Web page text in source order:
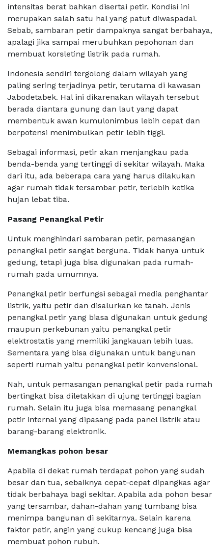
intensitas berat bahkan disertai petir. Kondisi ini
merupakan salah satu hal yang patut diwaspadai.
Sebab, sambaran petir dampaknya sangat berbahaya,
apalagi jika sampai merubuhkan pepohonan dan
membuat korsleting listrik pada rumah.
Indonesia sendiri tergolong dalam wilayah yang
paling sering terjadinya petir, terutama di kawasan
Jabodetabek. Hal ini dikarenakan wilayah tersebut
berada diantara gunung dan laut yang dapat
membentuk awan kumulonimbus lebih cepat dan
berpotensi menimbulkan petir lebih tiggi.
Sebagai informasi, petir akan menjangkau pada
benda-benda yang tertinggi di sekitar wilayah. Maka
dari itu, ada beberapa cara yang harus dilakukan
agar rumah tidak tersambar petir, terlebih ketika
hujan lebat tiba.
Pasang Penangkal Petir
Untuk menghindari sambaran petir, pemasangan
penangkal petir sangat berguna. Tidak hanya untuk
gedung, tetapi juga bisa digunakan pada rumah-
rumah pada umumnya.
Penangkal petir berfungsi sebagai media penghantar
listrik, yaitu petir dan disalurkan ke tanah. Jenis
penangkal petir yang biasa digunakan untuk gedung
maupun perkebunan yaitu penangkal petir
elektrostatis yang memiliki jangkauan lebih luas.
Sementara yang bisa digunakan untuk bangunan
seperti rumah yaitu penangkal petir konvensional.
Nah, untuk pemasangan penangkal petir pada rumah
bertingkat bisa diletakkan di ujung tertinggi bagian
rumah. Selain itu juga bisa memasang penangkal
petir internal yang dipasang pada panel listrik atau
barang-barang elektronik.
Memangkas pohon besar
Apabila di dekat rumah terdapat pohon yang sudah
besar dan tua, sebaiknya cepat-cepat dipangkas agar
tidak berbahaya bagi sekitar. Apabila ada pohon besar
yang tersambar, dahan-dahan yang tumbang bisa
menimpa bangunan di sekitarnya. Selain karena
faktor petir, angin yang cukup kencang juga bisa
membuat pohon rubuh.